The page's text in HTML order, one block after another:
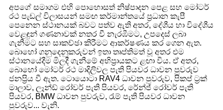
අපගේ සමාගම එහි පොහොසත් නිෂ්පාදන පෙළ සහ මෝටර්
රථ පැඩල් විලාසයන් සමඟ කර්මාන්තයේ ප්‍රධාන කැපී
පෙනෙන ස්ථානයක් බවට පත්ව ඇති අතර, දේශීය හා විදේශීය
වෙළඳුන් ගණනාවක් නතර වී නැරඹීමට, උපදෙස් ලබා
ගැනීමට සහ සාකච්ඡා කිරීමට ආකර්ෂණය කර ගෙන ඇත.
බොහෝ ගනුදෙනුකරුවන් ඉතා තෘප්තිමත් වූ අතර එම
ස්ථානයේදීම මිලදී ගැනීමේ අභිප්‍රායකට ළඟා විය. ඒ අතර,
බොහෝ මෝටර් රථ මාදිලිවල පැති පියවර ධාවන පුවරුව
ජනප්‍රිය වී ඇත. ටොයොටා RAV4 ධාවන පුවරුව, පිකප් ට්‍රක්
මාලාව, ලෑන්ඩ් රෝවර් පැති පියවර, රේන්ජ් රෝවර් පැති
පියවර, BMW ධාවන පුවරුව, රැම් පැති පියවර ධාවන
පුවරුව... වැනි.